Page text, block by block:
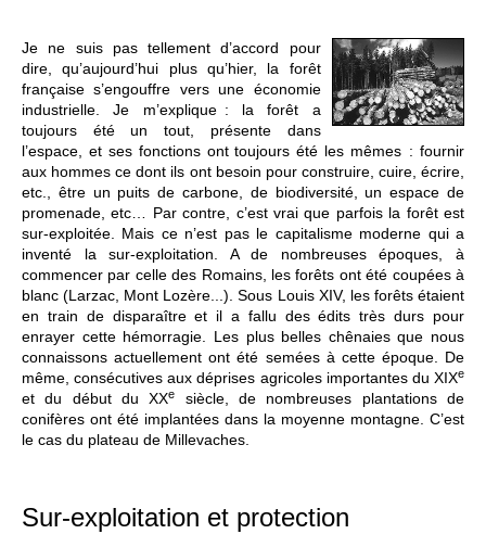
Je ne suis pas tellement d’accord pour
dire, qu’aujourd’hui plus qu’hier, la forêt
française s’engouffre vers une économie
industrielle. Je m’explique : la forêt a
toujours été un tout, présente dans
l’espace, et ses fonctions ont toujours été les mêmes : fournir
aux hommes ce dont ils ont besoin pour construire, cuire, écrire,
etc., être un puits de carbone, de biodiversité, un espace de
promenade, etc… Par contre, c’est vrai que parfois la forêt est
sur-exploitée. Mais ce n’est pas le capitalisme moderne qui a
inventé la sur-exploitation. A de nombreuses époques, à
commencer par celle des Romains, les forêts ont été coupées à
blanc (Larzac, Mont Lozère...). Sous Louis XIV, les forêts étaient
en train de disparaître et il a fallu des édits très durs pour
enrayer cette hémorragie. Les plus belles chênaies que nous
connaissons actuellement ont été semées à cette époque. De
même, consécutives aux déprises agricoles importantes du XIXe
et du début du XXe
siècle, de nombreuses plantations de
conifères ont été implantées dans la moyenne montagne. C’est
le cas du plateau de Millevaches.
Sur-exploitation et protection